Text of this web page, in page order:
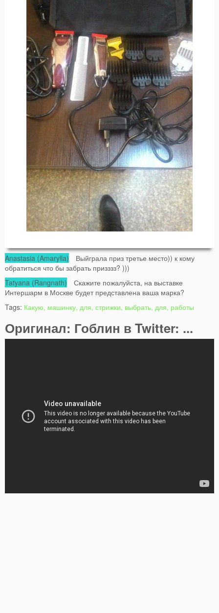
Anastasia (Amarylla) Выйграла приз третье место)) к кому
обратиться что бы забрать призззз? )))
Tatyana (Rangnath) Скажите пожалуйста, на выставке
Интершарм в Москве будет представлена ваша марка?
Tags: Какую, машинку, для, стрижки, выбрать, для, работы
Оригинал: Гоблин в Twitter: ...